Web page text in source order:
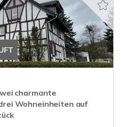
charmante
Wohneinheiten auf